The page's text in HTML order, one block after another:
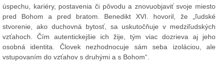
úspechu, kariéry, postavenia či pôvodu a znovuobjaviť svoje miesto
pred Bohom a pred bratom. Benedikt XVI. hovoril, že „ľudské
stvorenie, ako duchovná bytosť, sa uskutočňuje v medziľudských
vzťahoch. Čím autentickejšie ich žije, tým viac dozrieva aj jeho
osobná identita. Človek nezhodnocuje sám seba izoláciou, ale
vstupovaním do vzťahov s druhými a s Bohom“.